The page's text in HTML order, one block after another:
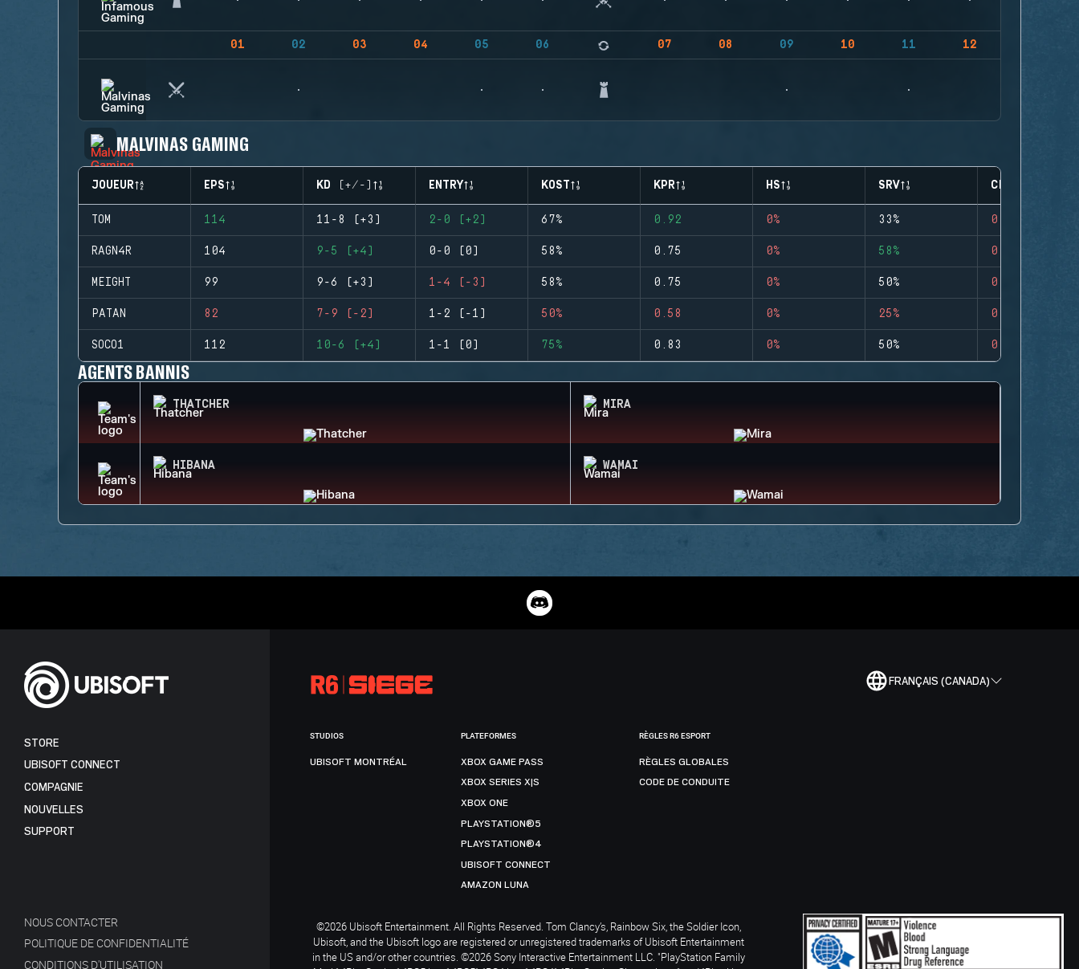
01 02 03 04 05 06 07 08 09 10 11 12
MALVINAS GAMING
JOUEUR EPS KD (+/-) ENTRY KOST KPR HS SRV CLUTCHES
TOM 114 11-8 (+3) 2-0 (+2) 67% 0.92 0% 33% 0
RAGN4R 104 9-5 (+4) 0-0 (0) 58% 0.75 0% 58% 0
MEIGHT 99 9-6 (+3) 1-4 (-3) 58% 0.75 0% 50% 0
PATAN 82 7-9 (-2) 1-2 (-1) 50% 0.58 0% 25% 0
SOCO1 112 10-6 (+4) 1-1 (0) 75% 0.83 0% 50% 0
AGENTS BANNIS
THATCHER MIRA
HIBANA WAMAI
FRANÇAIS (CANADA)
STORE
UBISOFT CONNECT
COMPAGNIE
NOUVELLES
SUPPORT
NOUS CONTACTER
POLITIQUE DE CONFIDENTIALITÉ
CONDITIONS D'UTILISATION
STUDIOS
UBISOFT MONTRÉAL
PLATEFORMES
XBOX GAME PASS
XBOX SERIES X|S
XBOX ONE
PLAYSTATION®5
PLAYSTATION®4
UBISOFT CONNECT
AMAZON LUNA
RÈGLES R6 ESPORT
RÈGLES GLOBALES
CODE DE CONDUITE
©2026 Ubisoft Entertainment. All Rights Reserved. Tom Clancy’s, Rainbow Six, the Soldier Icon,
Ubisoft, and the Ubisoft logo are registered or unregistered trademarks of Ubisoft Entertainment
in the US and/or other countries. ©2026 Sony Interactive Entertainment LLC. "PlayStation Family